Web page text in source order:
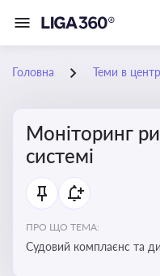
Головна Теми в
Моніторинг
системі
ПРО ЩО ТЕМА:
Судовий комплаєнс та